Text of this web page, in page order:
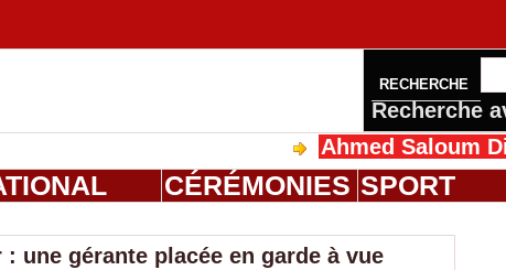
RECHERCHE
Recherche
Ahmed Saloum Dieng
CÉRÉMONIES SPORT
une gérante placée en garde à vue